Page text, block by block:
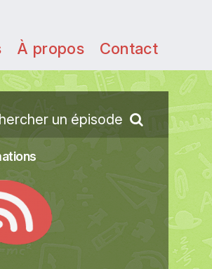
À propos Contact
un épisode